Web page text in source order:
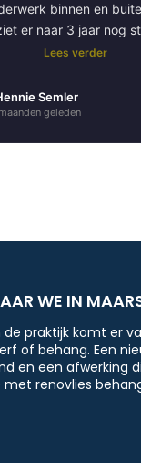
binnen en
er naar 3 jaar nog
als nieuw.
Lees verder
Semler
geleden
WE IN
praktijk komt er
of behang. Een
en een afwerking
renovlies